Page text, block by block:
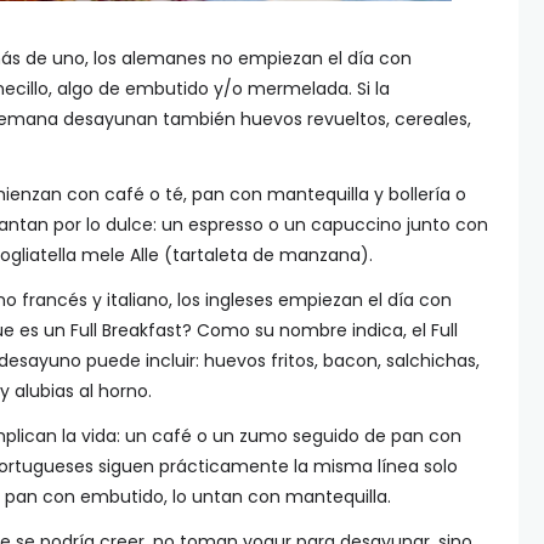
de uno, los alemanes no empiezan el día con
algo de embutido y/o mermelada. Si la
desayunan también huevos revueltos, cereales,
con café o té, pan con mantequilla y bollería o
por lo dulce: un espresso o un capuccino junto con
mele Alle (tartaleta de manzana).
francés y italiano, los ingleses empiezan el día con
es un Full Breakfast? Como su nombre indica, el Full
puede incluir: huevos fritos, bacon, salchichas,
alubias al horno.
la vida: un café o un zumo seguido de pan con
siguen prácticamente la misma línea solo
con embutido, lo untan con mantequilla.